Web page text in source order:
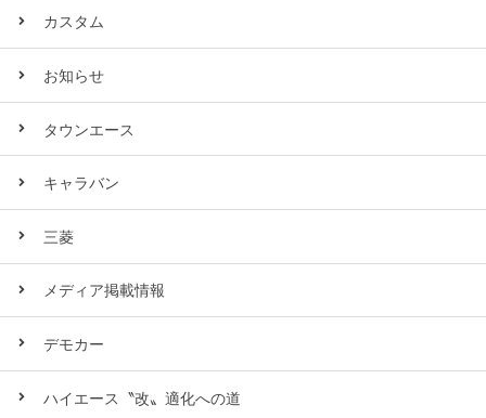
カスタム
お知らせ
タウンエース
キャラバン
三菱
メディア掲載情報
デモカー
ハイエース〝改〟適化への道